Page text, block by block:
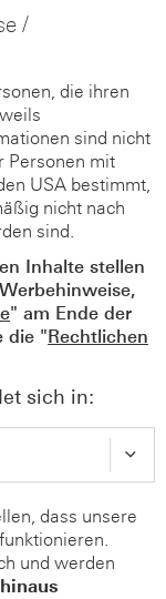
/
die ihren
sind nicht
Personen mit
USA bestimmt,
nicht nach
sind.
Inhalte stellen
" am Ende der
die "Rechtlichen
sich in:
dass unsere
und werden